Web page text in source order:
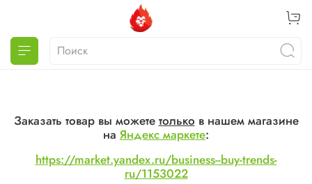
Заказать товар вы можете только в нашем магазине
на Яндекс маркете:
https://market.yandex.ru/business--buy-trends-
ru/1153022